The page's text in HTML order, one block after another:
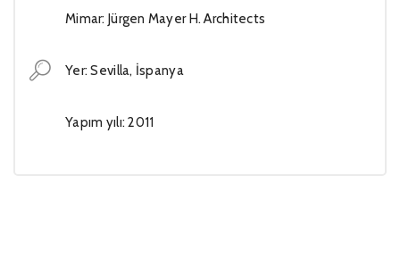
Mimar: Jürgen Mayer H. Architects
Yer: Sevilla, İspanya
Yapım yılı: 2011